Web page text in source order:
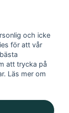
499:-
och icke
för att vår
att trycka på
Läs mer om